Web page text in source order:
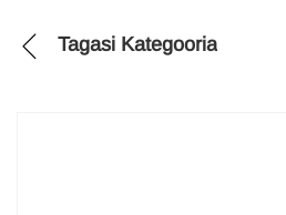
Tagasi Kategooria